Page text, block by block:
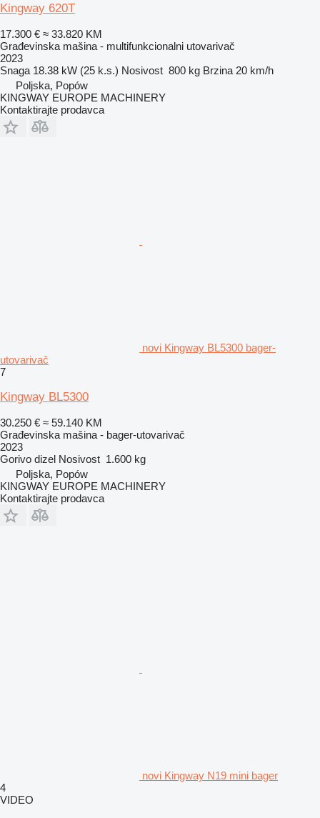
Kingway 620T
17.300 € ≈ 33.820 KM
Građevinska mašina - multifunkcionalni utovarivač
2023
Snaga 18.38 kW (25 k.s.) Nosivost 800 kg Brzina 20 km/h
Poljska, Popów
KINGWAY EUROPE MACHINERY
Kontaktirajte prodavca
novi Kingway BL5300 bager-
utovarivač
7
Kingway BL5300
30.250 € ≈ 59.140 KM
Građevinska mašina - bager-utovarivač
2023
Gorivo dizel Nosivost 1.600 kg
Poljska, Popów
KINGWAY EUROPE MACHINERY
Kontaktirajte prodavca
novi Kingway N19 mini bager
4
VIDEO